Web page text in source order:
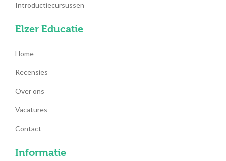
Introductiecursussen
Elzer Educatie
Home
Recensies
Over ons
Vacatures
Contact
Informatie